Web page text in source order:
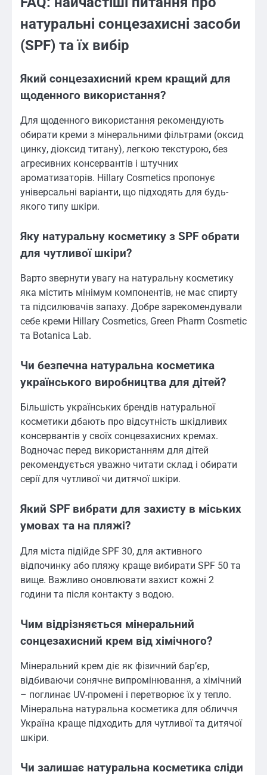
натуральні сонцезахисні засоби
(SPF) та їх вибір
Який сонцезахисний крем кращий для
щоденного використання?
Для щоденного використання рекомендують
обирати креми з мінеральними фільтрами (оксид
цинку, діоксид титану), легкою текстурою, без
агресивних консервантів і штучних
ароматизаторів. Hillary Cosmetics пропонує
універсальні варіанти, що підходять для будь-
якого типу шкіри.
Яку натуральну косметику з SPF обрати
для чутливої шкіри?
Варто звернути увагу на натуральну косметику
яка містить мінімум компонентів, не має спирту
та підсилювачів запаху. Добре зарекомендували
себе креми Hillary Cosmetics, Green Pharm Cosmetic
та Botanica Lab.
Чи безпечна натуральна косметика
українського виробництва для дітей?
Більшість українських брендів натуральної
косметики дбають про відсутність шкідливих
консервантів у своїх сонцезахисних кремах.
Водночас перед використанням для дітей
рекомендується уважно читати склад і обирати
серії для чутливої чи дитячої шкіри.
Який SPF вибрати для захисту в міських
умовах та на пляжі?
Для міста підійде SPF 30, для активного
відпочинку або пляжу краще вибирати SPF 50 та
вище. Важливо оновлювати захист кожні 2
години та після контакту з водою.
Чим відрізняється мінеральний
сонцезахисний крем від хімічного?
Мінеральний крем діє як фізичний бар’єр,
відбиваючи сонячне випромінювання, а хімічний
– поглинає UV-промені і перетворює їх у тепло.
Мінеральна натуральна косметика для обличчя
Україна краще підходить для чутливої та дитячої
шкіри.
Чи залишає натуральна косметика сліди